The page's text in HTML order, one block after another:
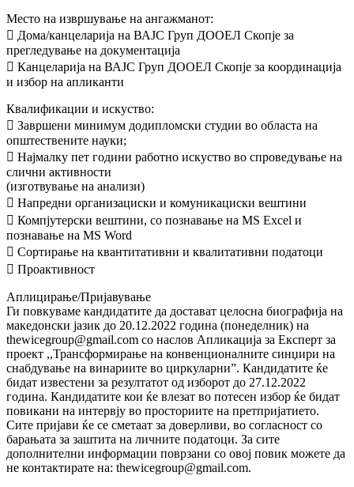
Место на извршување на ангажманот:
 Дома/канцеларија на ВАЈС Груп ДООЕЛ Скопје за
прегледување на документација
 Канцеларија на ВАЈС Груп ДООЕЛ Скопје за координација
и избор на апликанти
Квалификации и искуство:
 Завршени минимум додипломски студии во областа на
општествените науки;
 Најмалку пет години работно искуство во спроведување на
слични активности
(изготвување на анализи)
 Напредни организациски и комуникациски вештини
 Компјутерски вештини, со познавање на MS Excel и
познавање на MS Word
 Сортирање на квантитативни и квалитативни податоци
 Проактивност
Аплицирање/Пријавување
Ги повкуваме кандидатите да достават целосна биографија на
македонски јазик до 20.12.2022 година (понеделник) на
thewicegroup@gmail.com со наслов Апликација за Експерт за
проект ,,Трансформирање на конвенционалните синџири на
снабдување на винариите во циркуларни”. Кандидатите ќе
бидат известени за резултатот од изборот до 27.12.2022
година. Кандидатите кои ќе влезат во потесен избор ќе бидат
повикани на интервју во просториите на претпријатието.
Сите пријави ќе се сметаат за доверливи, во согласност со
барањата за заштита на личните податоци. За сите
дополнителни информации поврзани со овој повик можете да
не контактирате на: thewicegroup@gmail.com.